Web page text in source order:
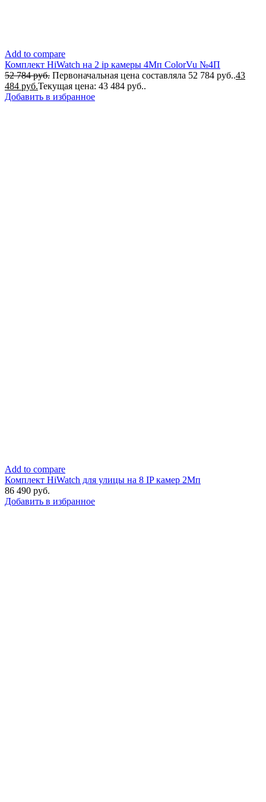
Add to compare
Комплект HiWatch на 2 ip камеры 4Мп ColorVu №4П
52 784руб. Первоначальная цена составляла 52 784 руб..43
484 руб.Текущая цена: 43 484 руб..
Добавить в избранное
Add to compare
Комплект HiWatch для улицы на 8 IP камер 2Мп
86 490 руб.
Добавить в избранное